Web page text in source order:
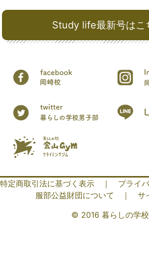
Study life最新号はこ
特定商取引法に基づく表示 ｜ プライ
服部公益財団について
｜
サ
© 2016 暮らしの学校